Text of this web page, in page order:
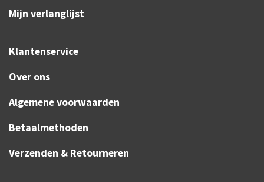
Mijn verlanglijst
Klantenservice
Over ons
Algemene voorwaarden
Betaalmethoden
Verzenden & Retourneren